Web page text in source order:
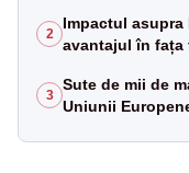
2
Impactul
avantajul în fața
3
Sute de mii de
Uniunii